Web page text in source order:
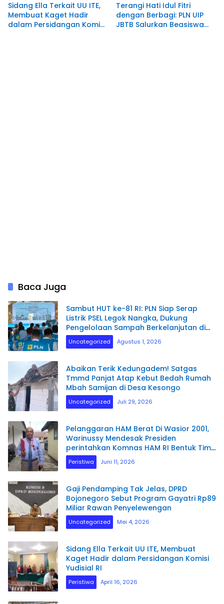
Sidang Ella Terkait UU ITE,
Membuat Kaget Hadir
dalam Persidangan Komisi
Terangi Hati Idul Fitri
dengan Berbagi: PLN UIP
JBTB Salurkan Beasiswa
Baca Juga
Sambut HUT ke-81 RI: PLN Siap Serap
Listrik PSEL Legok Nangka, Dukung
Pengelolaan Sampah Berkelanjutan di
Jawa Barat
Uncategorized Agustus 1, 2026
Abaikan Terik Kedungadem! Satgas
Tmmd Panjat Atap Kebut Bedah Rumah
Mbah Samijan di Desa Kesongo
Uncategorized Juli 29, 2026
Pelanggaran HAM Berat Di Wasior 2001,
Warinussy Mendesak Presiden
perintahkan Komnas HAM RI Bentuk Tim
Penyelidikan.
Peristiwa Juni 11, 2026
Gaji Pendamping Tak Jelas, DPRD
Bojonegoro Sebut Program Gayatri Rp89
Miliar Rawan Penyelewengan
Uncategorized Mei 4, 2026
Sidang Ella Terkait UU ITE, Membuat
Kaget Hadir dalam Persidangan Komisi
Yudisial RI
Peristiwa April 16, 2026